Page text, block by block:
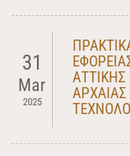
31
Mar
2025